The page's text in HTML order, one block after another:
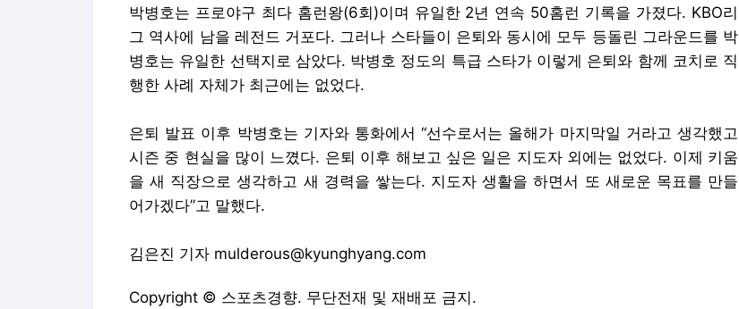
박병호는 프로야구 최다 홈런왕(6회)이며 유일한 2년 연속 50홈런 기록을 가졌다. KBO리
그 역사에 남을 레전드 거포다. 그러나 스타들이 은퇴와 동시에 모두 등돌린 그라운드를 박
병호는 유일한 선택지로 삼았다. 박병호 정도의 특급 스타가 이렇게 은퇴와 함께 코치로 직
행한 사례 자체가 최근에는 없었다.
은퇴 발표 이후 박병호는 기자와 통화에서 “선수로서는 올해가 마지막일 거라고 생각했고
시즌 중 현실을 많이 느꼈다. 은퇴 이후 해보고 싶은 일은 지도자 외에는 없었다. 이제 키움
을 새 직장으로 생각하고 새 경력을 쌓는다. 지도자 생활을 하면서 또 새로운 목표를 만들
어가겠다”고 말했다.
김은진 기자 mulderous@kyunghyang.com
Copyright © 스포츠경향. 무단전재 및 재배포 금지.